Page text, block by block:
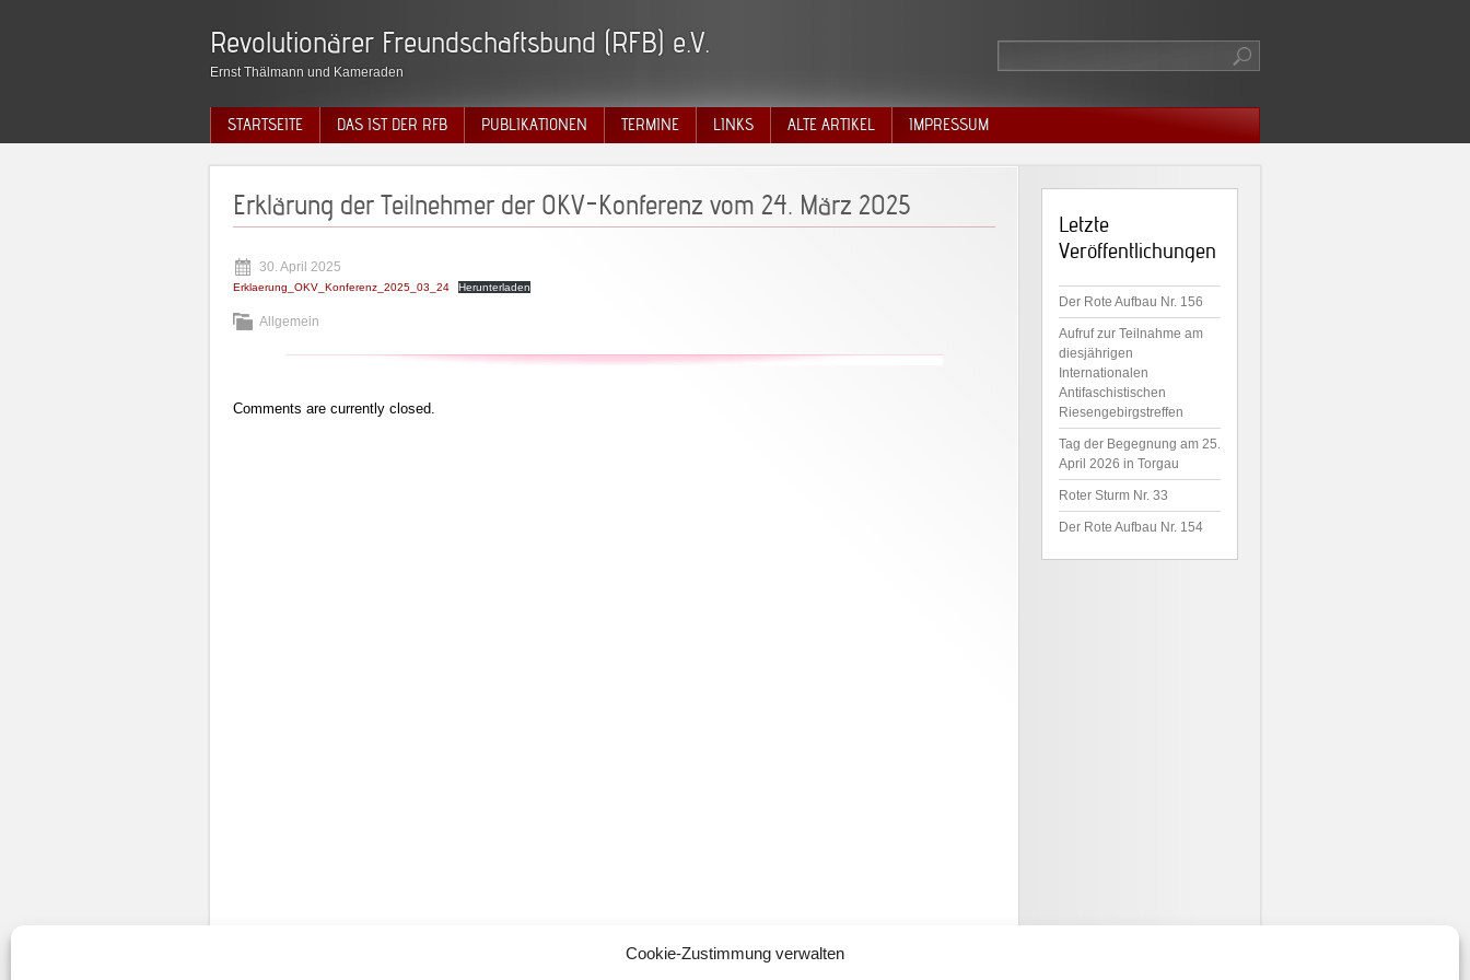
Cookie-Zustimmung verwalten
Revolutionärer Freundschaftsbund (RFB) e.V.
Ernst Thälmann und Kameraden
STARTSEITE DAS IST DER RFB PUBLIKATIONEN TERMINE LINKS ALTE ARTIKEL IMPRESSUM
Erklärung der Teilnehmer der OKV-Konferenz vom 24. März 2025
30. April 2025
Erklaerung_OKV_Konferenz_2025_03_24 Herunterladen
Allgemein
Comments are currently closed.
Letzte
Veröffentlichungen
Der Rote Aufbau Nr. 156
Aufruf zur Teilnahme am
diesjährigen
Internationalen
Antifaschistischen
Riesengebirgstreffen
Tag der Begegnung am 25.
April 2026 in Torgau
Roter Sturm Nr. 33
Der Rote Aufbau Nr. 154